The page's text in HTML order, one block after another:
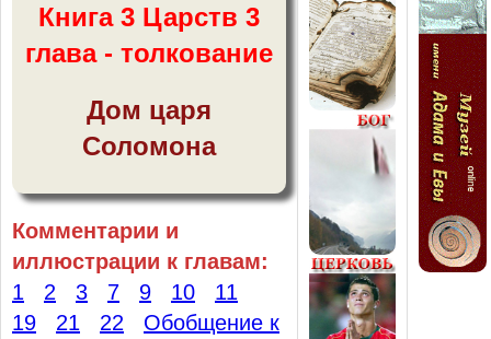
Книга 3 Царств 3
глава - толкование
Дом царя
Соломона
Комментарии и
иллюстрации к главам:
1
2 3 7 9 10
11
19
21 22
Обобщение к